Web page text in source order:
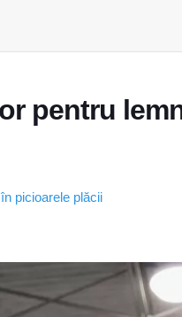
pentru
picioarele plăcii